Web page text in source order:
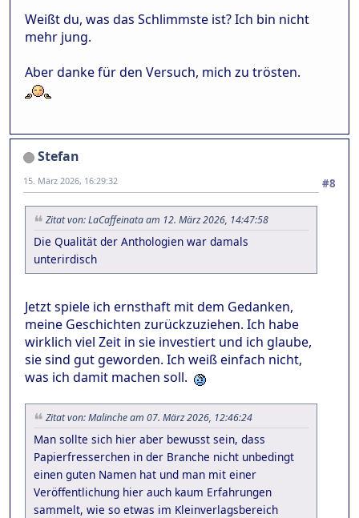
Weißt du, was das Schlimmste ist? Ich bin nicht
mehr jung.
Aber danke für den Versuch, mich zu trösten.
Stefan
#8
15. März 2026, 16:29:32
Zitat von: LaCaffeinata am 12. März 2026, 14:47:58
Die Qualität der Anthologien war damals
unterirdisch
Jetzt spiele ich ernsthaft mit dem Gedanken,
meine Geschichten zurückzuziehen. Ich habe
wirklich viel Zeit in sie investiert und ich glaube,
sie sind gut geworden. Ich weiß einfach nicht,
was ich damit machen soll.
Zitat von: Malinche am 07. März 2026, 12:46:24
Man sollte sich hier aber bewusst sein, dass
Papierfresserchen in der Branche nicht unbedingt
einen guten Namen hat und man mit einer
Veröffentlichung hier auch kaum Erfahrungen
sammelt, wie so etwas im Kleinverlagsbereich